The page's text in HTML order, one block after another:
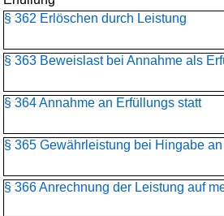
§ 362 Erlöschen durch Leistung
§ 363 Beweislast bei Annahme als
§ 364 Annahme an Erfüllungs statt
§ 365 Gewährleistung bei Hingabe
§ 366 Anrechnung der Leistung auf